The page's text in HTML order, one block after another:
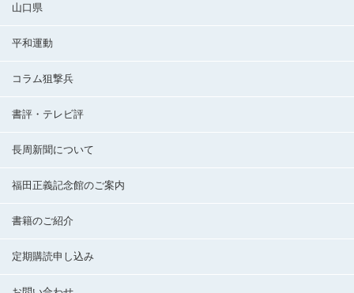
山口県
平和運動
コラム狙撃兵
書評・テレビ評
長周新聞について
福田正義記念館のご案内
書籍のご紹介
定期購読申し込み